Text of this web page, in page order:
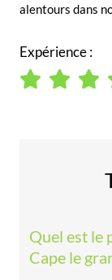
alentours dans
Expérience :
Quel est le
Cape le